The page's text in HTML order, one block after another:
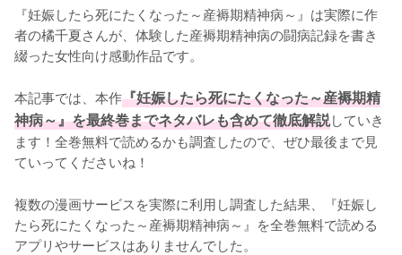
『妊娠したら死にたくなった～産褥期精神病～』は実際に作
者の橘千夏さんが、体験した産褥期精神病の闘病記録を書き
綴った女性向け感動作品です。
本記事では、本作『妊娠したら死にたくなった～産褥期精
神病～』を最終巻までネタバレも含めて徹底解説していき
ます！全巻無料で読めるかも調査したので、ぜひ最後まで見
ていってくださいね！
複数の漫画サービスを実際に利用し調査した結果、『妊娠し
たら死にたくなった～産褥期精神病～』を全巻無料で読める
アプリやサービスはありませんでした。